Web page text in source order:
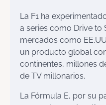
La F1 ha
a series como Drive to
mercados como
un producto global
continentes, millones
de TV millonarios.
La Fórmula E, por su